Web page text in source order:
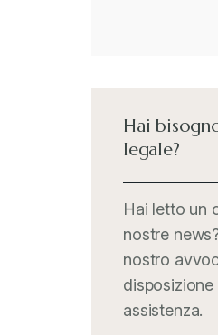
Iva
MementoPiù
Hai
legale?
Hai letto un
nostre
nostro
assistenza.